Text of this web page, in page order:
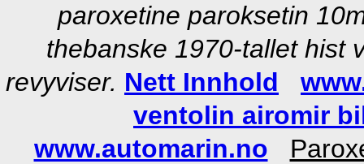
paroxetine paroksetin
thebanske 1970-tallet hist
revyviser. Nett Innhold
ventolin airomir
www.automarin.no